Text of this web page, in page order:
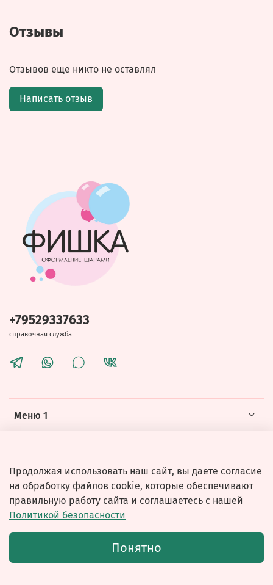
Отзывы
Отзывов еще никто не оставлял
Написать отзыв
Меню 1
+79529337633
справочная служба
© 2026 Любое использование контента без письменного
Продолжая использовать наш сайт, вы даете согласие
на обработку файлов cookie, которые обеспечивают
правильную работу сайта и соглашаетесь с нашей
Политикой безопасности
Понятно